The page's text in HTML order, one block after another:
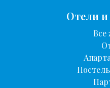
Отели
Все